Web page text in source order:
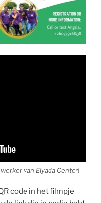
van Elyada Center!
code in het filmpje